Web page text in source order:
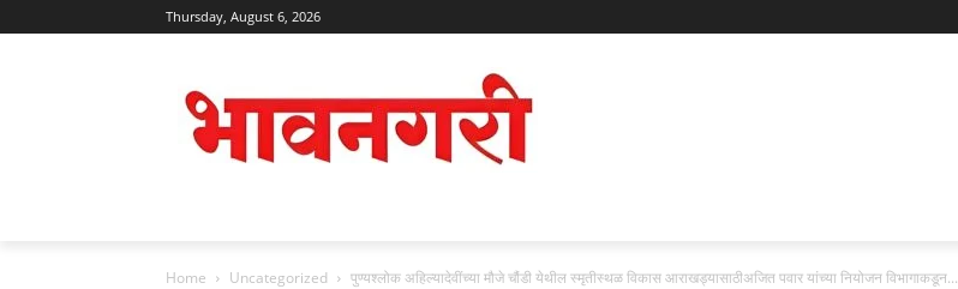
Thursday, August 6, 2026
Home Uncategorized पुण्यश्लोक अहिल्यादेवींच्या मौजे चौंडी येथील स्मृतीस्थळ विकास आराखड्यासाठीअजित पवार यांच्या नियोजन विभागाकडून...